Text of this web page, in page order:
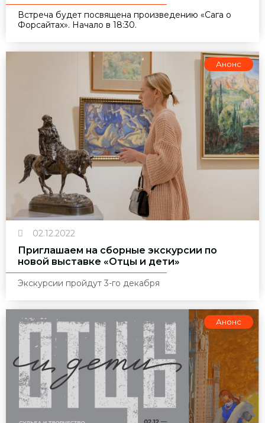
Встреча будет посвящена произведению «Сага о
Форсайтах». Начало в 18:30.
Анонс
02.12.2022
Приглашаем на сборные экскурсии по
новой выставке «Отцы и дети»
Экскурсии пройдут 3-го декабря
Анонс